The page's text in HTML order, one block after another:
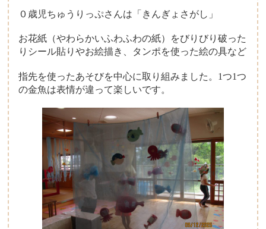
０歳児ちゅうりっぷさんは「きんぎょさがし」
お花紙（やわらかいふわふわの紙）をびりびり破った
りシール貼りやお絵描き、タンポを使った絵の具など
指先を使ったあそびを中心に取り組みました。1つ1つ
の金魚は表情が違って楽しいです。